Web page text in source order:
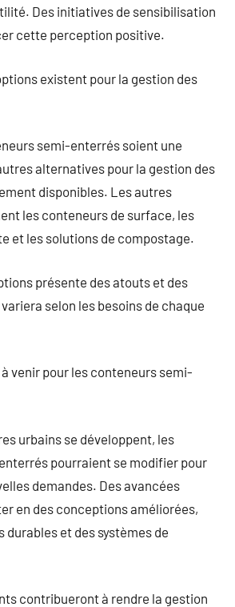
Des initiatives de sensibilisation
cette perception positive.
existent pour la gestion des
semi-enterrés soient une
alternatives pour la gestion des
disponibles. Les autres
les conteneurs de surface, les
et les solutions de compostage.
présente des atouts et des
selon les besoins de chaque
venir pour les conteneurs semi-
urbains se développent, les
pourraient se modifier pour
demandes. Des avancées
en des conceptions améliorées,
durables et des systèmes de
contribueront à rendre la gestion